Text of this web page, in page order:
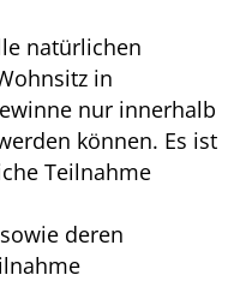
natürlichen
in
nur innerhalb
können. Es ist
Teilnahme
deren